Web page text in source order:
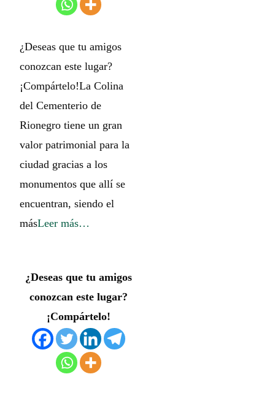
¿Deseas que tu amigos
conozcan este lugar?
¡Compártelo!La Colina
del Cementerio de
Rionegro tiene un gran
valor patrimonial para la
ciudad gracias a los
monumentos que allí se
encuentran, siendo el
másLeer más…
¿Deseas que tu amigos
conozcan este lugar?
¡Compártelo!